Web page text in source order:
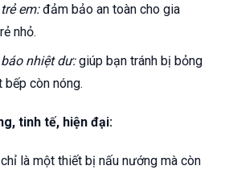
em:đảm bảo an toàn cho gia
nhỏ.
nhiệt dư:giúp bạn tránh bị bỏng
còn nóng.
tinh tế, hiện đại:
là một thiết bị nấu nướng mà còn